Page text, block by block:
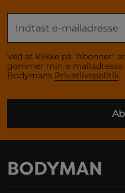
Ved at klikke på "Abonner"
gemmer min e-
Bodymans Privatlivspolitik.